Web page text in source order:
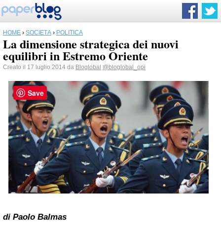
HOME › SOCIETÀ › POLITICA
La dimensione strategica dei nuovi
equilibri in Estremo Oriente
Creato il 17 luglio 2014 da Bloglobal @bloglobal_opi
di Paolo Balmas
Save